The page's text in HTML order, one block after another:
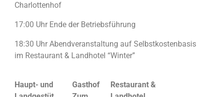
Charlottenhof
17:00 Uhr Ende der Betriebsführung
18:30 Uhr Abendveranstaltung auf Selbstkostenbasis
im Restaurant & Landhotel “Winter”
Haupt- und
Gasthof
Restaurant &